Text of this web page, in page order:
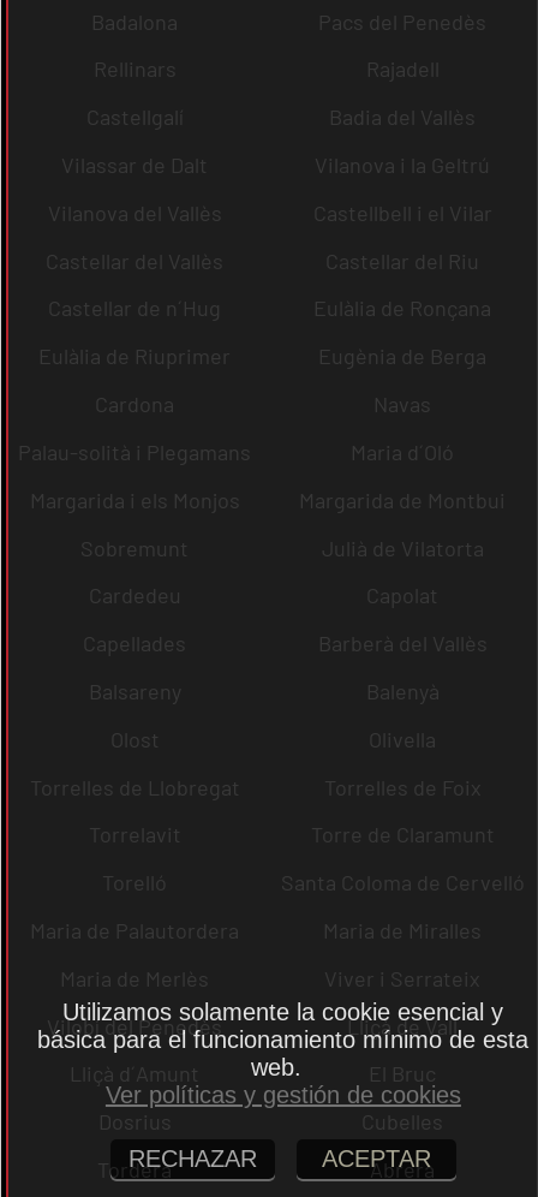
Badalona
Pacs del Penedès
Rellinars
Rajadell
Castellgalí
Badia del Vallès
Vilassar de Dalt
Vilanova i la Geltrú
Vilanova del Vallès
Castellbell i el Vilar
Castellar del Vallès
Castellar del Riu
Castellar de n´Hug
Eulàlia de Ronçana
Eulàlia de Riuprimer
Eugènia de Berga
Cardona
Navas
Palau-solità i Plegamans
Maria d´Oló
Margarida i els Monjos
Margarida de Montbui
Sobremunt
Julià de Vilatorta
Cardedeu
Capolat
Capellades
Barberà del Vallès
Balsareny
Balenyà
Olost
Olivella
Torrelles de Llobregat
Torrelles de Foix
Torrelavit
Torre de Claramunt
Torelló
Santa Coloma de Cervelló
Maria de Palautordera
Maria de Miralles
Maria de Merlès
Viver i Serrateix
Vilobí del Penedès
Lliçà de Vall
Lliçà d´Amunt
El Bruc
Dosrius
Cubelles
Tordera
Abrera
Utilizamos solamente la cookie esencial y
básica para el funcionamiento mínimo de esta
web.
Ver políticas y gestión de cookies
RECHAZAR ACEPTAR